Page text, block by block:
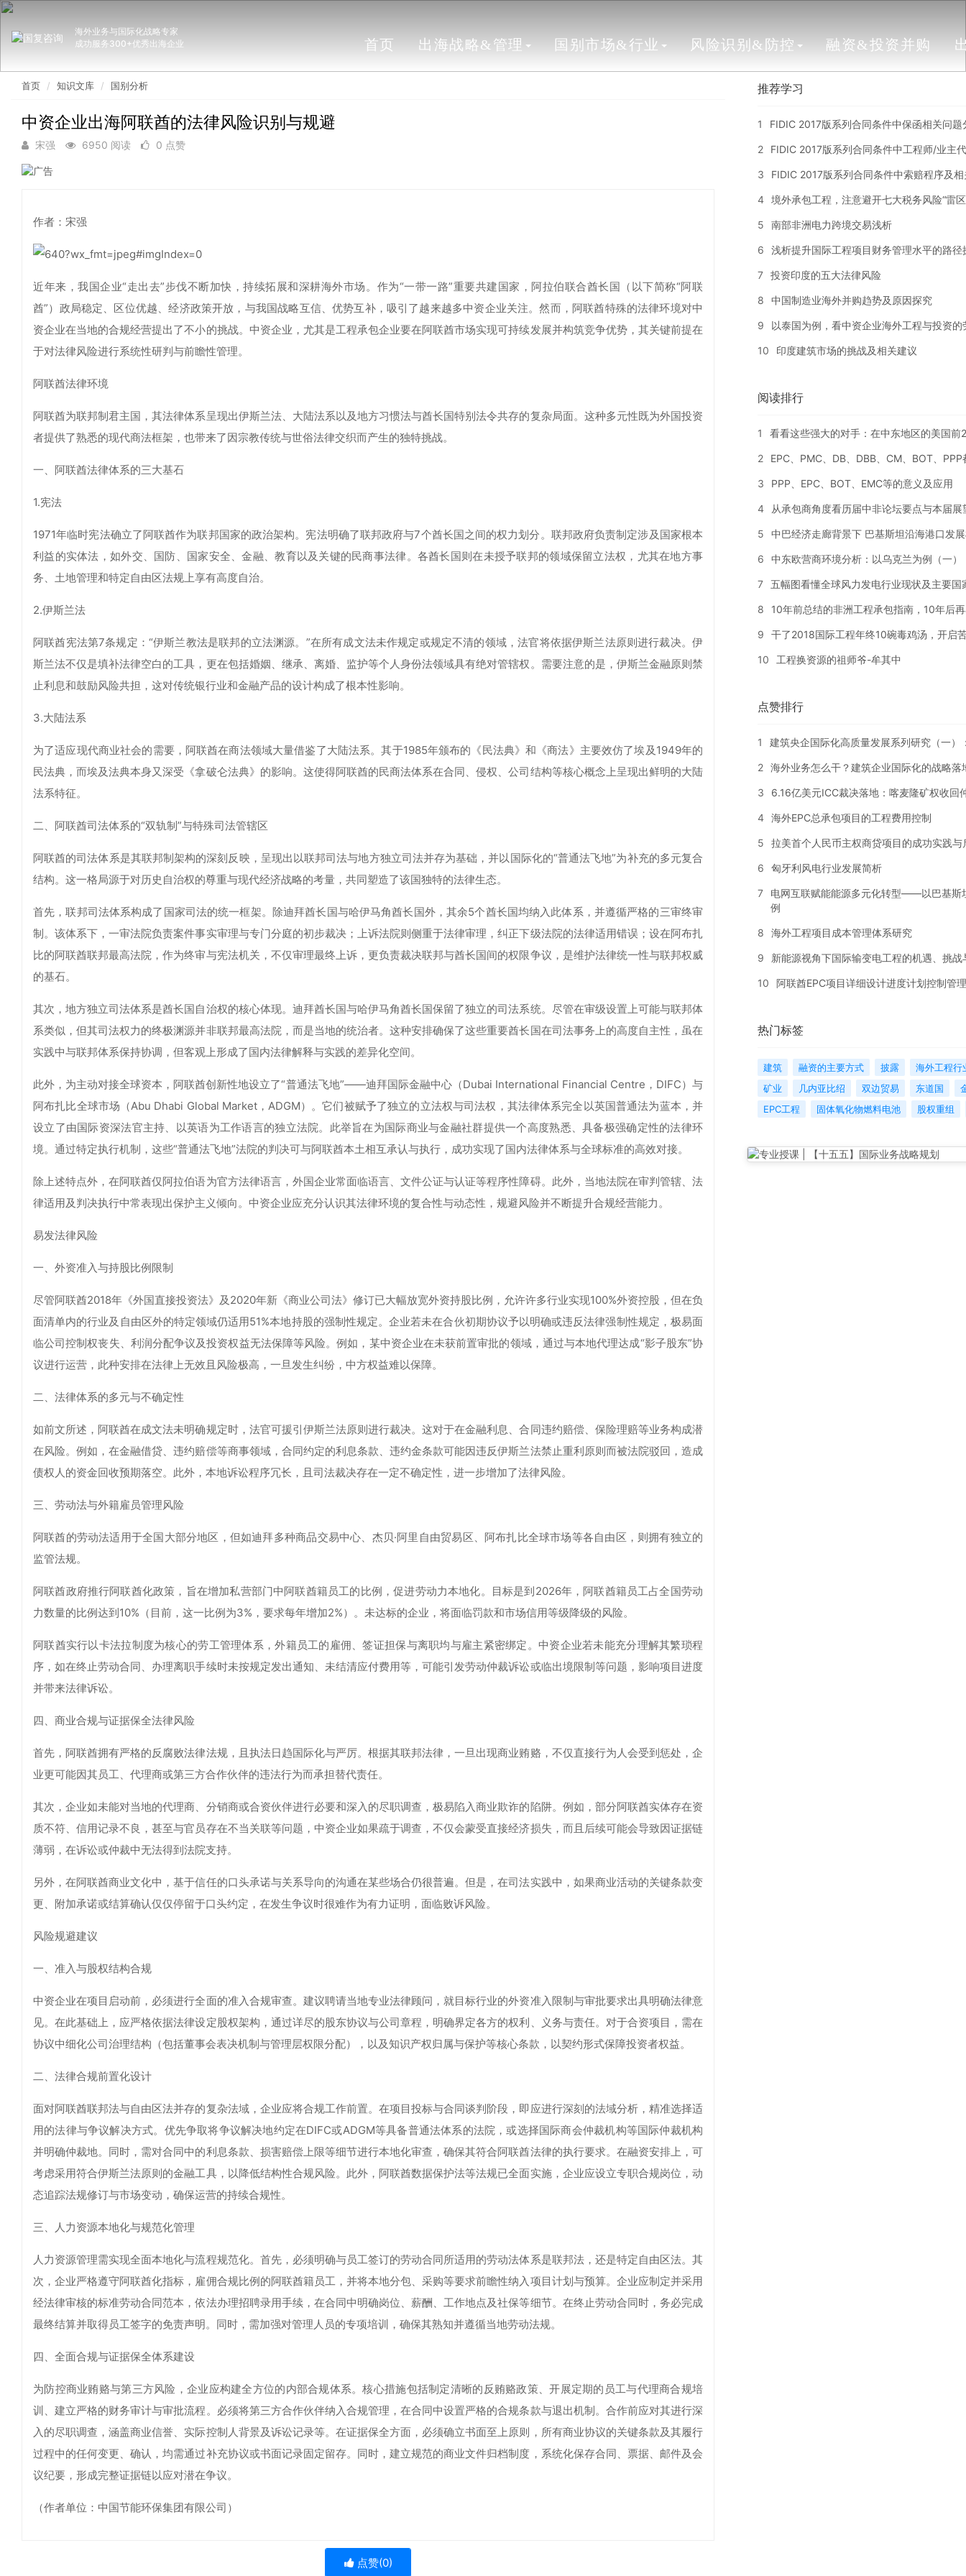
海外业务与国际化战略专家
成功服务300+优秀出海企业
首页 出海战略&管理 国别市场&行业 风险识别&防控 融资&投资并购
首页 知识文库 国别分析
中资企业出海阿联酋的法律风险识别与规避
宋强 6950 阅读 0 点赞
作者：宋强
近年来，我国企业“走出去”步伐不断加快，持续拓展和深耕海外市场。作为“一带一路”重要共建国家，阿拉伯联合酋长国（以下简称“阿联
酋”）政局稳定、区位优越、经济政策开放，与我国战略互信、优势互补，吸引了越来越多中资企业关注。然而，阿联酋特殊的法律环境对中
资企业在当地的合规经营提出了不小的挑战。中资企业，尤其是工程承包企业要在阿联酋市场实现可持续发展并构筑竞争优势，其关键前提在
于对法律风险进行系统性研判与前瞻性管理。
阿联酋法律环境
阿联酋为联邦制君主国，其法律体系呈现出伊斯兰法、大陆法系以及地方习惯法与酋长国特别法令共存的复杂局面。这种多元性既为外国投资
者提供了熟悉的现代商法框架，也带来了因宗教传统与世俗法律交织而产生的独特挑战。
一、阿联酋法律体系的三大基石
1.宪法
1971年临时宪法确立了阿联酋作为联邦国家的政治架构。宪法明确了联邦政府与7个酋长国之间的权力划分。联邦政府负责制定涉及国家根本
利益的实体法，如外交、国防、国家安全、金融、教育以及关键的民商事法律。各酋长国则在未授予联邦的领域保留立法权，尤其在地方事
务、土地管理和特定自由区法规上享有高度自治。
2.伊斯兰法
阿联酋宪法第7条规定：“伊斯兰教法是联邦的立法渊源。”在所有成文法未作规定或规定不清的领域，法官将依据伊斯兰法原则进行裁决。伊
斯兰法不仅是填补法律空白的工具，更在包括婚姻、继承、离婚、监护等个人身份法领域具有绝对管辖权。需要注意的是，伊斯兰金融原则禁
止利息和鼓励风险共担，这对传统银行业和金融产品的设计构成了根本性影响。
3.大陆法系
为了适应现代商业社会的需要，阿联酋在商法领域大量借鉴了大陆法系。其于1985年颁布的《民法典》和《商法》主要效仿了埃及1949年的
民法典，而埃及法典本身又深受《拿破仑法典》的影响。这使得阿联酋的民商法体系在合同、侵权、公司结构等核心概念上呈现出鲜明的大陆
法系特征。
二、阿联酋司法体系的“双轨制”与特殊司法管辖区
阿联酋的司法体系是其联邦制架构的深刻反映，呈现出以联邦司法与地方独立司法并存为基础，并以国际化的“普通法飞地”为补充的多元复合
结构。这一格局源于对历史自治权的尊重与现代经济战略的考量，共同塑造了该国独特的法律生态。
首先，联邦司法体系构成了国家司法的统一框架。除迪拜酋长国与哈伊马角酋长国外，其余5个酋长国均纳入此体系，并遵循严格的三审终审
制。该体系下，一审法院负责案件事实审理与专门分庭的初步裁决；上诉法院则侧重于法律审理，纠正下级法院的法律适用错误；设在阿布扎
比的阿联酋联邦最高法院，作为终审与宪法机关，不仅审理最终上诉，更负责裁决联邦与酋长国间的权限争议，是维护法律统一性与联邦权威
的基石。
其次，地方独立司法体系是酋长国自治权的核心体现。迪拜酋长国与哈伊马角酋长国保留了独立的司法系统。尽管在审级设置上可能与联邦体
系类似，但其司法权力的终极渊源并非联邦最高法院，而是当地的统治者。这种安排确保了这些重要酋长国在司法事务上的高度自主性，虽在
实践中与联邦体系保持协调，但客观上形成了国内法律解释与实践的差异化空间。
此外，为主动对接全球资本，阿联酋创新性地设立了“普通法飞地”——迪拜国际金融中心（Dubai International Financial Centre，DIFC）与
阿布扎比全球市场（Abu Dhabi Global Market，ADGM）。它们被赋予了独立的立法权与司法权，其法律体系完全以英国普通法为蓝本，并
设立了由国际资深法官主持、以英语为工作语言的独立法院。此举旨在为国际商业与金融社群提供一个高度熟悉、具备极强确定性的法律环
境。通过特定执行机制，这些“普通法飞地”法院的判决可与阿联酋本土相互承认与执行，成功实现了国内法律体系与全球标准的高效对接。
除上述特点外，在阿联酋仅阿拉伯语为官方法律语言，外国企业常面临语言、文件公证与认证等程序性障碍。此外，当地法院在审判管辖、法
律适用及判决执行中常表现出保护主义倾向。中资企业应充分认识其法律环境的复合性与动态性，规避风险并不断提升合规经营能力。
易发法律风险
一、外资准入与持股比例限制
尽管阿联酋2018年《外国直接投资法》及2020年新《商业公司法》修订已大幅放宽外资持股比例，允许许多行业实现100%外资控股，但在负
面清单内的行业及自由区外的特定领域仍适用51%本地持股的强制性规定。企业若未在合伙初期协议予以明确或违反法律强制性规定，极易面
临公司控制权丧失、利润分配争议及投资权益无法保障等风险。例如，某中资企业在未获前置审批的领域，通过与本地代理达成“影子股东”协
议进行运营，此种安排在法律上无效且风险极高，一旦发生纠纷，中方权益难以保障。
二、法律体系的多元与不确定性
如前文所述，阿联酋在成文法未明确规定时，法官可援引伊斯兰法原则进行裁决。这对于在金融利息、合同违约赔偿、保险理赔等业务构成潜
在风险。例如，在金融借贷、违约赔偿等商事领域，合同约定的利息条款、违约金条款可能因违反伊斯兰法禁止重利原则而被法院驳回，造成
债权人的资金回收预期落空。此外，本地诉讼程序冗长，且司法裁决存在一定不确定性，进一步增加了法律风险。
三、劳动法与外籍雇员管理风险
阿联酋的劳动法适用于全国大部分地区，但如迪拜多种商品交易中心、杰贝·阿里自由贸易区、阿布扎比全球市场等各自由区，则拥有独立的
监管法规。
阿联酋政府推行阿联酋化政策，旨在增加私营部门中阿联酋籍员工的比例，促进劳动力本地化。目标是到2026年，阿联酋籍员工占全国劳动
力数量的比例达到10%（目前，这一比例为3%，要求每年增加2%）。未达标的企业，将面临罚款和市场信用等级降级的风险。
阿联酋实行以卡法拉制度为核心的劳工管理体系，外籍员工的雇佣、签证担保与离职均与雇主紧密绑定。中资企业若未能充分理解其繁琐程
序，如在终止劳动合同、办理离职手续时未按规定发出通知、未结清应付费用等，可能引发劳动仲裁诉讼或临出境限制等问题，影响项目进度
并带来法律诉讼。
四、商业合规与证据保全法律风险
首先，阿联酋拥有严格的反腐败法律法规，且执法日趋国际化与严厉。根据其联邦法律，一旦出现商业贿赂，不仅直接行为人会受到惩处，企
业更可能因其员工、代理商或第三方合作伙伴的违法行为而承担替代责任。
其次，企业如未能对当地的代理商、分销商或合资伙伴进行必要和深入的尽职调查，极易陷入商业欺诈的陷阱。例如，部分阿联酋实体存在资
质不符、信用记录不良，甚至与官员存在不当关联等问题，中资企业如果疏于调查，不仅会蒙受直接经济损失，而且后续可能会导致因证据链
薄弱，在诉讼或仲裁中无法得到法院支持。
另外，在阿联酋商业文化中，基于信任的口头承诺与关系导向的沟通在某些场合仍很普遍。但是，在司法实践中，如果商业活动的关键条款变
更、附加承诺或结算确认仅仅停留于口头约定，在发生争议时很难作为有力证明，面临败诉风险。
风险规避建议
一、准入与股权结构合规
中资企业在项目启动前，必须进行全面的准入合规审查。建议聘请当地专业法律顾问，就目标行业的外资准入限制与审批要求出具明确法律意
见。在此基础上，应严格依据法律设定股权架构，通过详尽的股东协议与公司章程，明确界定各方的权利、义务与责任。对于合资项目，需在
协议中细化公司治理结构（包括董事会表决机制与管理层权限分配），以及知识产权归属与保护等核心条款，以契约形式保障投资者权益。
二、法律合规前置化设计
面对阿联酋联邦法与自由区法并存的复杂法域，企业应将合规工作前置。在项目投标与合同谈判阶段，即应进行深刻的法域分析，精准选择适
用的法律与争议解决方式。优先争取将争议解决地约定在DIFC或ADGM等具备普通法体系的法院，或选择国际商会仲裁机构等国际仲裁机构
并明确仲裁地。同时，需对合同中的利息条款、损害赔偿上限等细节进行本地化审查，确保其符合阿联酋法律的执行要求。在融资安排上，可
考虑采用符合伊斯兰法原则的金融工具，以降低结构性合规风险。此外，阿联酋数据保护法等法规已全面实施，企业应设立专职合规岗位，动
态追踪法规修订与市场变动，确保运营的持续合规性。
三、人力资源本地化与规范化管理
人力资源管理需实现全面本地化与流程规范化。首先，必须明确与员工签订的劳动合同所适用的劳动法体系是联邦法，还是特定自由区法。其
次，企业严格遵守阿联酋化指标，雇佣合规比例的阿联酋籍员工，并将本地分包、采购等要求前瞻性纳入项目计划与预算。企业应制定并采用
经法律审核的标准劳动合同范本，依法办理招聘录用手续，在合同中明确岗位、薪酬、工作地点及社保等细节。在终止劳动合同时，务必完成
最终结算并取得员工签字的免责声明。同时，需加强对管理人员的专项培训，确保其熟知并遵循当地劳动法规。
四、全面合规与证据保全体系建设
为防控商业贿赂与第三方风险，企业应构建全方位的内部合规体系。核心措施包括制定清晰的反贿赂政策、开展定期的员工与代理商合规培
训、建立严格的财务审计与审批流程。必须将第三方合作伙伴纳入合规管理，在合同中设置严格的合规条款与退出机制。合作前应对其进行深
入的尽职调查，涵盖商业信誉、实际控制人背景及诉讼记录等。在证据保全方面，必须确立书面至上原则，所有商业协议的关键条款及其履行
过程中的任何变更、确认，均需通过补充协议或书面记录固定留存。同时，建立规范的商业文件归档制度，系统化保存合同、票据、邮件及会
议纪要，形成完整证据链以应对潜在争议。
（作者单位：中国节能环保集团有限公司）
点赞(0)
推荐学习
1 FIDIC 2017版系列合同条件中保函相关问题
2 FIDIC 2017版系列合同条件中工程师/业主
3 FIDIC 2017版系列合同条件中索赔程序及
4 境外承包工程，注意避开七大税务风险“雷区
5 南部非洲电力跨境交易浅析
6 浅析提升国际工程项目财务管理水平的路径
7 投资印度的五大法律风险
8 中国制造业海外并购趋势及原因探究
9 以泰国为例，看中资企业海外工程与投资
10 印度建筑市场的挑战及相关建议
阅读排行
1 看看这些强大的对手：在中东地区的美国前
2 EPC、PMC、DB、DBB、CM、BOT、PPP
3 PPP、EPC、BOT、EMC等的意义及应用
4 从承包商角度看历届中非论坛要点与本届展
5 中巴经济走廊背景下 巴基斯坦沿海港口发
6 中东欧营商环境分析：以乌克兰为例（一）
7 五幅图看懂全球风力发电行业现状及主要国
8 10年前总结的非洲工程承包指南，10年后
9 干了2018国际工程年终10碗毒鸡汤，开启
10 工程换资源的祖师爷-牟其中
点赞排行
1 建筑央企国际化高质量发展系列研究（一）
2 海外业务怎么干？建筑企业国际化的战略落
3 6.16亿美元ICC裁决落地：喀麦隆矿权收回
4 海外EPC总承包项目的工程费用控制
5 拉美首个人民币主权商贷项目的成功实践与
6 匈牙利风电行业发展简析
7
电网互联赋能能源多元化转型——以巴基斯
例
8 海外工程项目成本管理体系研究
9 新能源视角下国际输变电工程的机遇、挑战
10 阿联酋EPC项目详细设计进度计划控制管
热门标签
建筑 融资的主要方式 披露
海外工程行
矿业
几内亚比绍 双边贸易 东道国
EPC工程
固体氧化物燃料电池 股权重组